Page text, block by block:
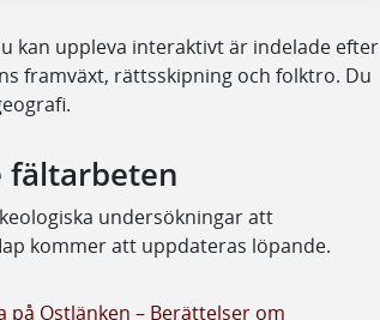
kan uppleva interaktivt är indelade efter
framväxt, rättsskipning och folktro. Du
fältarbeten
undersökningar att
kommer att uppdateras löpande.
Ostlänken – Berättelser om